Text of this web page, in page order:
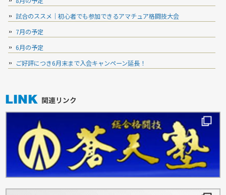
試合のススメ｜初心者でも参加できるアマチュア格闘技大会
7月の予定
6月の予定
ご好評につき6月末まで入会キャンペーン延長！